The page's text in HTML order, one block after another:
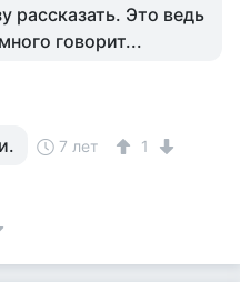
рассказать. Это ведь
говорит...
7 лет 1